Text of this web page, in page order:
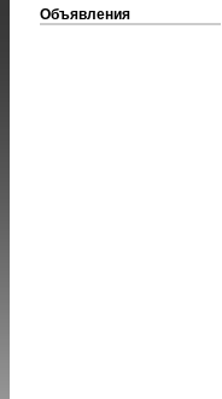
Объявления